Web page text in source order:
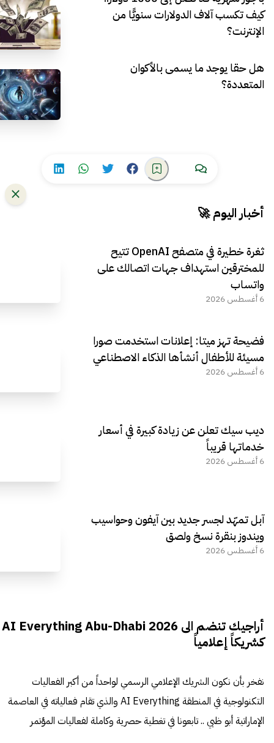
كيف تكسب آلاف الدولارات سنويًّا من
الإنترنت؟
هل حقا يوجد ما يسمى بالأكوان
المتعددة؟
أخبار اليوم 🚀
ثغرة خطيرة في متصفح OpenAI تتيح
للمخترقين استهداف جهات اتصالك على
واتساب
6 أغسطس 2026
فضيحة تهز ميتا: إعلانات استخدمت صورا
مسيئة للأطفال أنشأها الذكاء الاصطناعي
6 أغسطس 2026
ديب سيك تعلن عن زيادة كبيرة في أسعار
خدماتها قريباً
6 أغسطس 2026
آبل تمهّد لجسر جديد بين آيفون وحواسيب
ويندوز بنقرة نسخ ولصق
6 أغسطس 2026
أراجيك تنضم الى AI Everything Abu-Dhabi 2026
كشريكاً إعلامياً
نفخر بأن نكون الشريك الإعلامي الرسمي لواحداً من أكبر الفعاليات
التكنولوجية في المنطقة AI Everything والذي تقام فعالياته في العاصمة
الإماراتية أبو ظبي .. تابعونا في تغطية حصرية وكاملة لفعاليات المؤتمر